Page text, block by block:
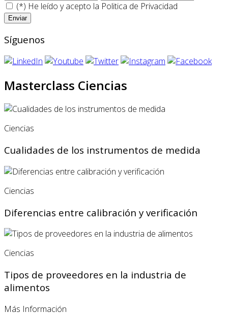
(*) He leído y acepto la Politica de Privacidad
Síguenos
Masterclass Ciencias
Ciencias
Cualidades de los instrumentos de medida
Ciencias
Diferencias entre calibración y verificación
Ciencias
Tipos de proveedores en la industria de
alimentos
Más Información